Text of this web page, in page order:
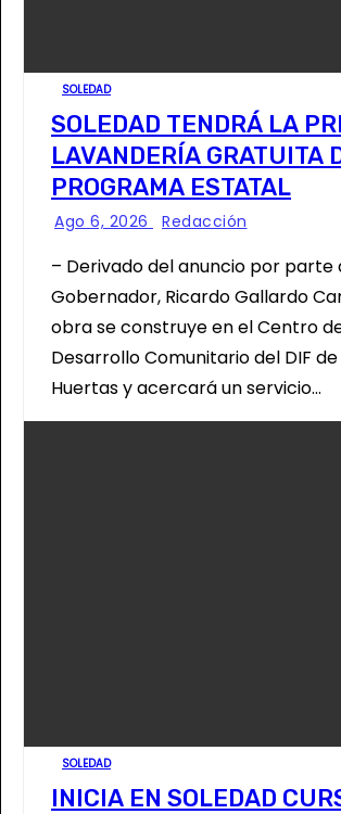
SOLEDAD
SOLEDAD TENDRÁ LA
LAVANDERÍA GRATUITA
PROGRAMA ESTATAL
Ago 6, 2026 Redacción
– Derivado del anuncio por parte
Gobernador, Ricardo Gallardo
obra se construye en el Centro
Desarrollo Comunitario del DIF de
Huertas y acercará un servicio…
SOLEDAD
INICIA EN SOLEDAD